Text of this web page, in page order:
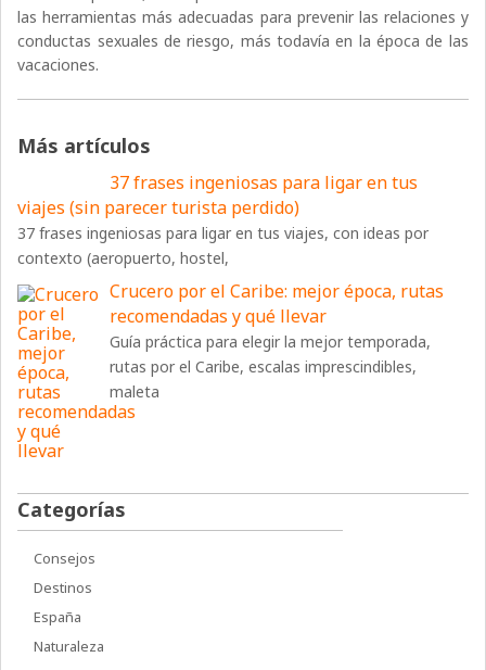
las herramientas más adecuadas para prevenir las relaciones y
conductas sexuales de riesgo, más todavía en la época de las
vacaciones.
Más artículos
37 frases ingeniosas para ligar en tus
viajes (sin parecer turista perdido)
37 frases ingeniosas para ligar en tus viajes, con ideas por
contexto (aeropuerto, hostel,
Crucero por el Caribe: mejor época, rutas
recomendadas y qué llevar
Guía práctica para elegir la mejor temporada,
rutas por el Caribe, escalas imprescindibles,
maleta
Categorías
Consejos
Destinos
España
Naturaleza